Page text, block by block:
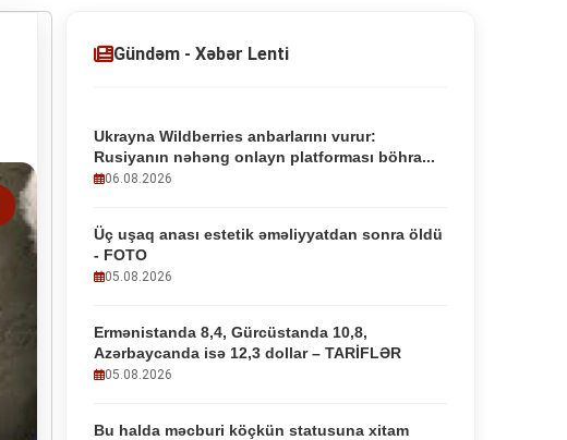
Gündəm - Xəbər Lenti
Ukrayna Wildberries anbarlarını vurur:
Rusiyanın nəhəng onlayn platforması böhra...
06.08.2026
Üç uşaq anası estetik əməliyyatdan sonra öldü
- FOTO
05.08.2026
Ermənistanda 8,4, Gürcüstanda 10,8,
Azərbaycanda isə 12,3 dollar – TARİFLƏR
05.08.2026
Bu halda məcburi köçkün statusuna xitam